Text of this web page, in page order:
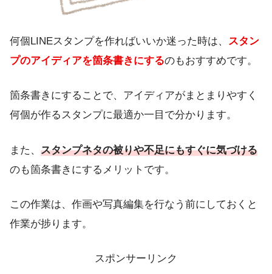
何個LINEスタンプを作ればいいか迷った時は、 スタン
プのアイディアを箇条書きにするのもおすすめです。
箇条書きにすることで、アイディアがまとまりやすく
何個が作るスタンプに最適か一目で分かります。
また、 スタンプネタの被りや不足にもすぐに気づける
のも箇条書きにするメリットです。
この作業は、作画や写真編集を行なう前にしておくと
作業が捗ります。
スポンサーリンク